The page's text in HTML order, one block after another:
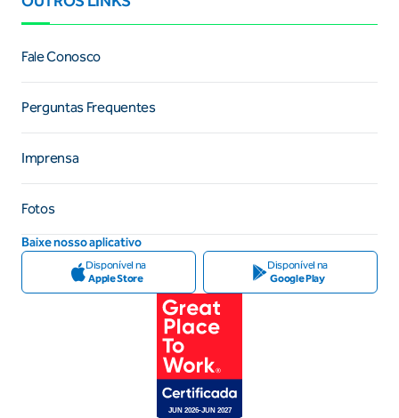
Fale Conosco
Perguntas Frequentes
Imprensa
Fotos
Baixe nosso aplicativo
Disponível na
Apple Store
Disponível na
Google Play